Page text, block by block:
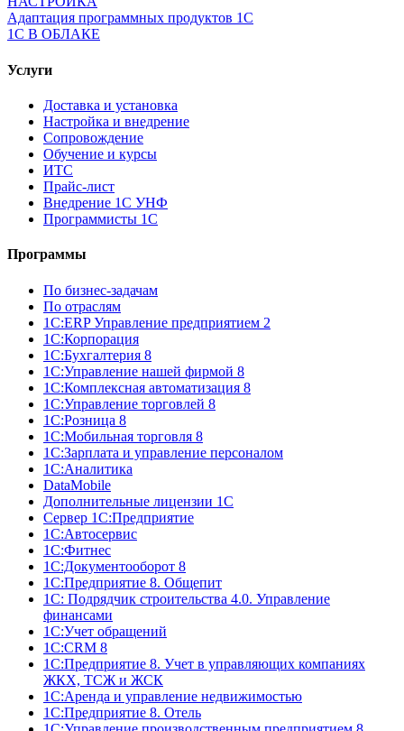
Адаптация программных продуктов 1С
1С В ОБЛАКЕ
Услуги
Доставка и установка
Настройка и внедрение
Сопровождение
Обучение и курсы
ИТС
Прайс-лист
Внедрение 1С УНФ
Программисты 1С
Программы
По бизнес-задачам
По отраслям
1C:ERP Управление предприятием 2
1С:Корпорация
1С:Бухгалтерия 8
1С:Управление нашей фирмой 8
1С:Комплексная автоматизация 8
1С:Управление торговлей 8
1С:Розница 8
1С:Мобильная торговля 8
1С:Зарплата и управление персоналом
1С:Аналитика
DataMobile
Дополнительные лицензии 1С
Сервер 1С:Предприятие
1С:Автосервис
1С:Фитнес
1С:Документооборот 8
1С:Предприятие 8. Общепит
1С: Подрядчик строительства 4.0. Управление
финансами
1С:Учет обращений
1C:CRM 8
1С:Предприятие 8. Учет в управляющих компаниях
ЖКХ, ТСЖ и ЖСК
1С:Аренда и управление недвижимостью
1С:Предприятие 8. Отель